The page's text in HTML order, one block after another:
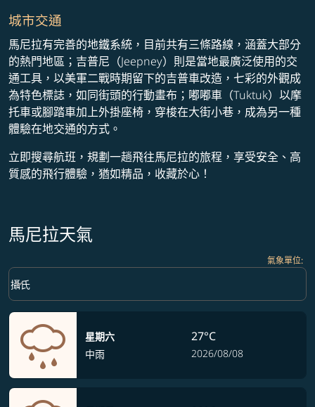
城市交通
馬尼拉有完善的地鐵系統，目前共有三條路線，涵蓋大部分
的熱門地區；吉普尼（Jeepney）則是當地最廣泛使用的交
通工具，以美軍二戰時期留下的吉普車改造，七彩的外觀成
為特色標誌，如同街頭的行動畫布；嘟嘟車（Tuktuk）以摩
托車或腳踏車加上外掛座椅，穿梭在大街小巷，成為另一種
體驗在地交通的方式。
立即搜尋航班，規劃一趟飛往馬尼拉的旅程，享受安全、高
質感的飛行體驗，猶如精品，收藏於心！
馬尼拉天氣
氣象單位:
Weather unit option 攝氏 Selected
攝氏
keyboard_arrow_down
星期六
中雨
27°C
2026/08/08